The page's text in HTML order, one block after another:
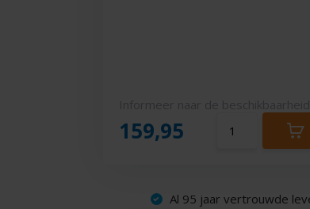
159,95
Al 95 jaar vertrouwde